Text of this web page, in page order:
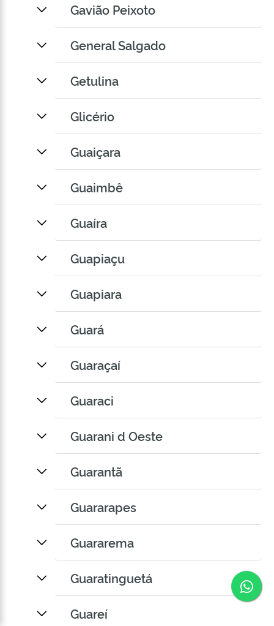
Gavião Peixoto
General Salgado
Getulina
Glicério
Guaiçara
Guaimbê
Guaíra
Guapiaçu
Guapiara
Guará
Guaraçaí
Guaraci
Guarani d Oeste
Guarantã
Guararapes
Guararema
Guaratinguetá
Guareí